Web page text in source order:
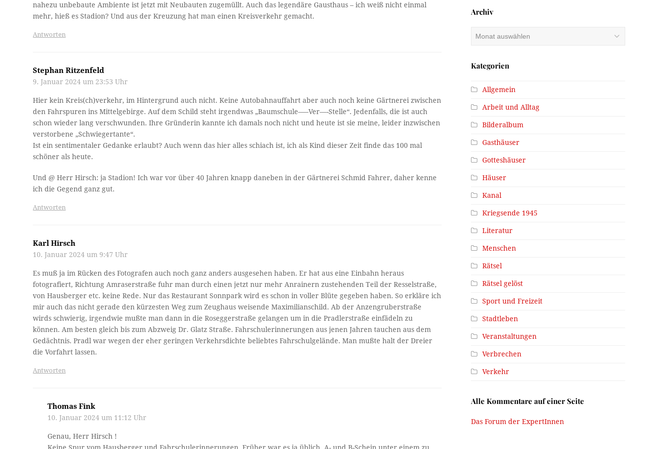
nahezu unbebaute Ambiente ist jetzt mit Neubauten zugemüllt. Auch das legendäre Gausthaus – ich weiß nicht einmal
mehr, hieß es Stadion? Und aus der Kreuzung hat man einen Kreisverkehr gemacht.
Antworten
Stephan Ritzenfeld
9. Januar 2024 um 23:53 Uhr
Hier kein Kreis(ch)verkehr, im Hintergrund auch nicht. Keine Autobahnauffahrt aber auch noch keine Gärtnerei zwischen
den Fahrspuren ins Mittelgebirge. Auf dem Schild steht irgendwas „Baumschule—–Ver—-Stelle“. Jedenfalls, die ist auch
schon wieder lang verschwunden. Ihre Gründerin kannte ich damals noch nicht und heute ist sie meine, leider inzwischen
verstorbene „Schwiegertante“.
Ist ein sentimentaler Gedanke erlaubt? Auch wenn das hier alles schiach ist, ich als Kind dieser Zeit finde das 100 mal
schöner als heute.
Und @ Herr Hirsch: ja Stadion! Ich war vor über 40 Jahren knapp daneben in der Gärtnerei Schmid Fahrer, daher kenne
ich die Gegend ganz gut.
Antworten
Karl Hirsch
10. Januar 2024 um 9:47 Uhr
Es muß ja im Rücken des Fotografen auch noch ganz anders ausgesehen haben. Er hat aus eine Einbahn heraus
fotografiert, Richtung Amraserstraße fuhr man durch einen jetzt nur mehr Anrainern zustehenden Teil der Resselstraße,
von Hausberger etc. keine Rede. Nur das Restaurant Sonnpark wird es schon in voller Blüte gegeben haben. So erkläre ich
mir auch das nicht gerade den kürzesten Weg zum Zeughaus weisende Maximilianschild. Ab der Anzengruberstraße
wirds schwierig, irgendwie mußte man dann in die Roseggerstraße gelangen um in die Pradlerstraße einfädeln zu
können. Am besten gleich bis zum Abzweig Dr. Glatz Straße. Fahrschulerinnerungen aus jenen Jahren tauchen aus dem
Gedächtnis. Pradl war wegen der eher geringen Verkehrsdichte beliebtes Fahrschulgelände. Man mußte halt der Dreier
die Vorfahrt lassen.
Antworten
Thomas Fink
10. Januar 2024 um 11:12 Uhr
Genau, Herr Hirsch !
Archiv
Kategorien
Allgemein
Arbeit und Alltag
Bilderalbum
Gasthäuser
Gotteshäuser
Häuser
Kanal
Kriegsende 1945
Literatur
Menschen
Rätsel
Rätsel gelöst
Sport und Freizeit
Stadtleben
Veranstaltungen
Verbrechen
Verkehr
Alle Kommentare auf einer Seite
Das Forum der ExpertInnen